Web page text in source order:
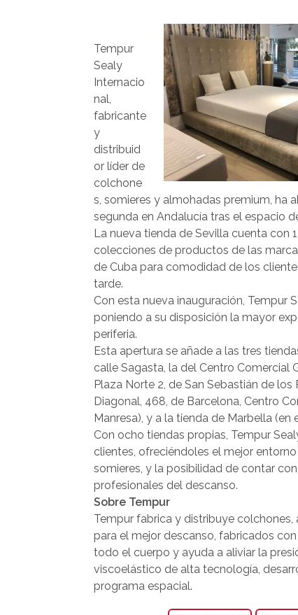
Tempur
Sealy
Internacio
nal,
fabricante
y
distribuid
or líder de
colchone
s, somieres y almohadas premium, ha
segunda en Andalucía tras el espacio
La nueva tienda de Sevilla cuenta con
colecciones de productos de las
de Cuba para comodidad de los
tarde.
Con esta nueva inauguración, Tempur
poniendo a su disposición la mayor
periferia.
Esta apertura se añade a las tres
calle Sagasta, la del Centro Comercial
Plaza Norte 2, de San Sebastián de
Diagonal, 468, de Barcelona, Centro
Manresa), y a la tienda de Marbella (en
Con ocho tiendas propias, Tempur
clientes, ofreciéndoles el mejor
somieres, y la posibilidad de contar
profesionales del descanso.
Sobre Tempur
Tempur fabrica y distribuye
para el mejor descanso, fabricados
todo el cuerpo y ayuda a aliviar la
viscoelástico de alta tecnología,
programa espacial.